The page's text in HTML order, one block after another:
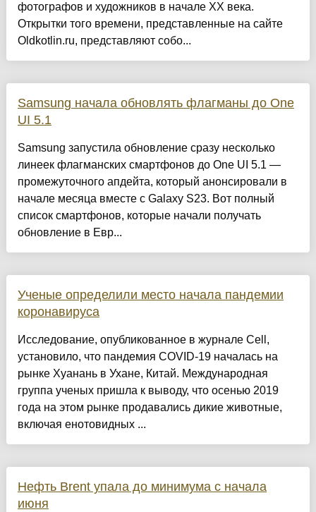
фотографов и художников в начале XX века.
Открытки того времени, представленные на сайте
Oldkotlin.ru, представляют собо...
Samsung начала обновлять флагманы до One
UI 5.1
Samsung запустила обновление сразу несколько
линеек флагманских смартфонов до One UI 5.1 —
промежуточного апдейта, который анонсировали в
начале месяца вместе с Galaxy S23. Вот полный
список смартфонов, которые начали получать
обновление в Евр...
Ученые определили место начала пандемии
коронавируса
Исследование, опубликованное в журнале Cell,
установило, что пандемия COVID-19 началась на
рынке Хуанань в Ухане, Китай. Международная
группа ученых пришла к выводу, что осенью 2019
года на этом рынке продавались дикие животные,
включая енотовидных ...
Нефть Brent упала до минимума с начала
июня